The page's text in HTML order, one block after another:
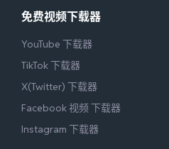
免费视频下载器
YouTube 下载器
TikTok 下载器
X(Twitter) 下载器
Facebook 视频 下载器
Instagram 下载器